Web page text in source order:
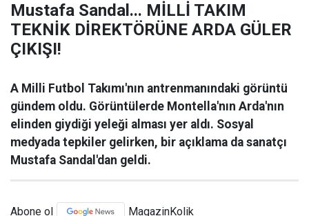
Mustafa Sandal... MİLLİ TAKIM
TEKNİK DİREKTÖRÜNE ARDA GÜLER
ÇIKIŞI!
A Milli Futbol Takımı'nın antrenmanındaki görüntü
gündem oldu. Görüntülerde Montella'nın Arda'nın
elinden giydiği yeleği alması yer aldı. Sosyal
medyada tepkiler gelirken, bir açıklama da sanatçı
Mustafa Sandal'dan geldi.
Abone ol MagazinKolik